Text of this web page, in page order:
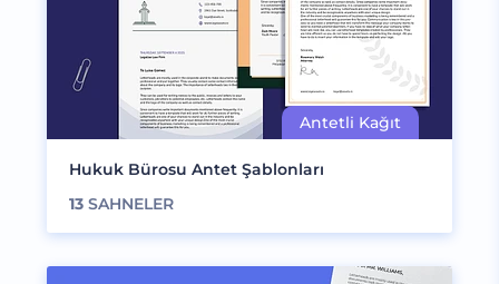
Hukuk Bürosu Antet Şablonları
13 SAHNELER